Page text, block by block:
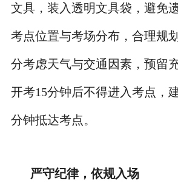
文具，装入透明文具袋，避免
考点位置与考场分布，合理规
分考虑天气与交通因素，预留
开考15分钟后不得进入考点，
分钟抵达考点。
严守纪律，依规入场